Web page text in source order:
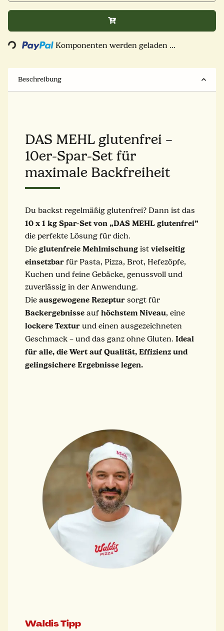
Komponenten werden geladen ...
Beschreibung
DAS MEHL glutenfrei –
10er-Spar-Set für
maximale Backfreiheit
Du backst regelmäßig glutenfrei? Dann ist das
10 x 1 kg Spar-Set von „DAS MEHL glutenfrei”
die perfekte Lösung für dich.
Die glutenfreie Mehlmischung ist vielseitig
einsetzbar für Pasta, Pizza, Brot, Hefezöpfe,
Kuchen und feine Gebäcke, genussvoll und
zuverlässig in der Anwendung.
Die ausgewogene Rezeptur sorgt für
Backergebnisse auf höchstem Niveau, eine
lockere Textur und einen ausgezeichneten
Geschmack – und das ganz ohne Gluten. Ideal
für alle, die Wert auf Qualität, Effizienz und
gelingsichere Ergebnisse legen.
Waldis Tipp